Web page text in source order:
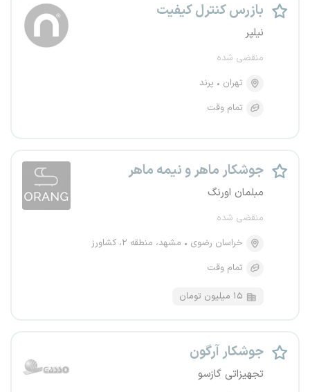
بازرس کنترل کیفیت
نیلپر
منقضی شده
تهران
پرند
تمام وقت
جوشکار ماهر و نیمه ماهر
مبلمان اورنگ
منقضی شده
خراسان رضوی
مشهد، منطقه ۲، کشاورز
تمام وقت
۱۵ میلیون تومان
جوشکار آرگون
تجهیزاتی گازسو